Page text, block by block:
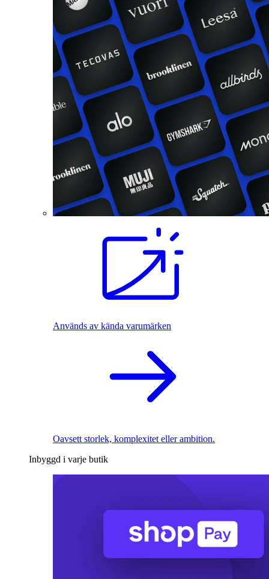
Används av kända varumärken
Oavsett storlek, komplexitet eller ambition.
Inbyggd i varje butik